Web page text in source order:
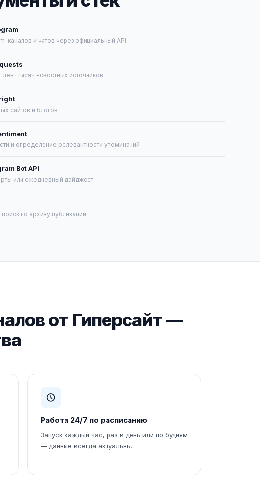
каналов и чатов через официальный API
тысяч новостных источников
сайтов и блогов
и определение релевантности упоминаний
Bot API
или ежедневный дайджест
по архиву публикаций
от Гиперсайт —
Работа 24/7 по расписанию
Запуск каждый час, раз в день или по будням
— данные всегда актуальны.